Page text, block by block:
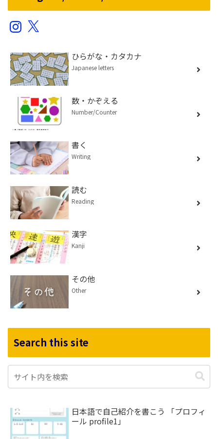
Instagram
X
ひらがな・カタカナ
Japanese letters
数・かぞえる
Number/Counter
書く
Writing
読む
Reading
漢字
Kanji
その他
Other
Search this site
日本語で自己紹介を書こう 「プロフィ
ール profile1」